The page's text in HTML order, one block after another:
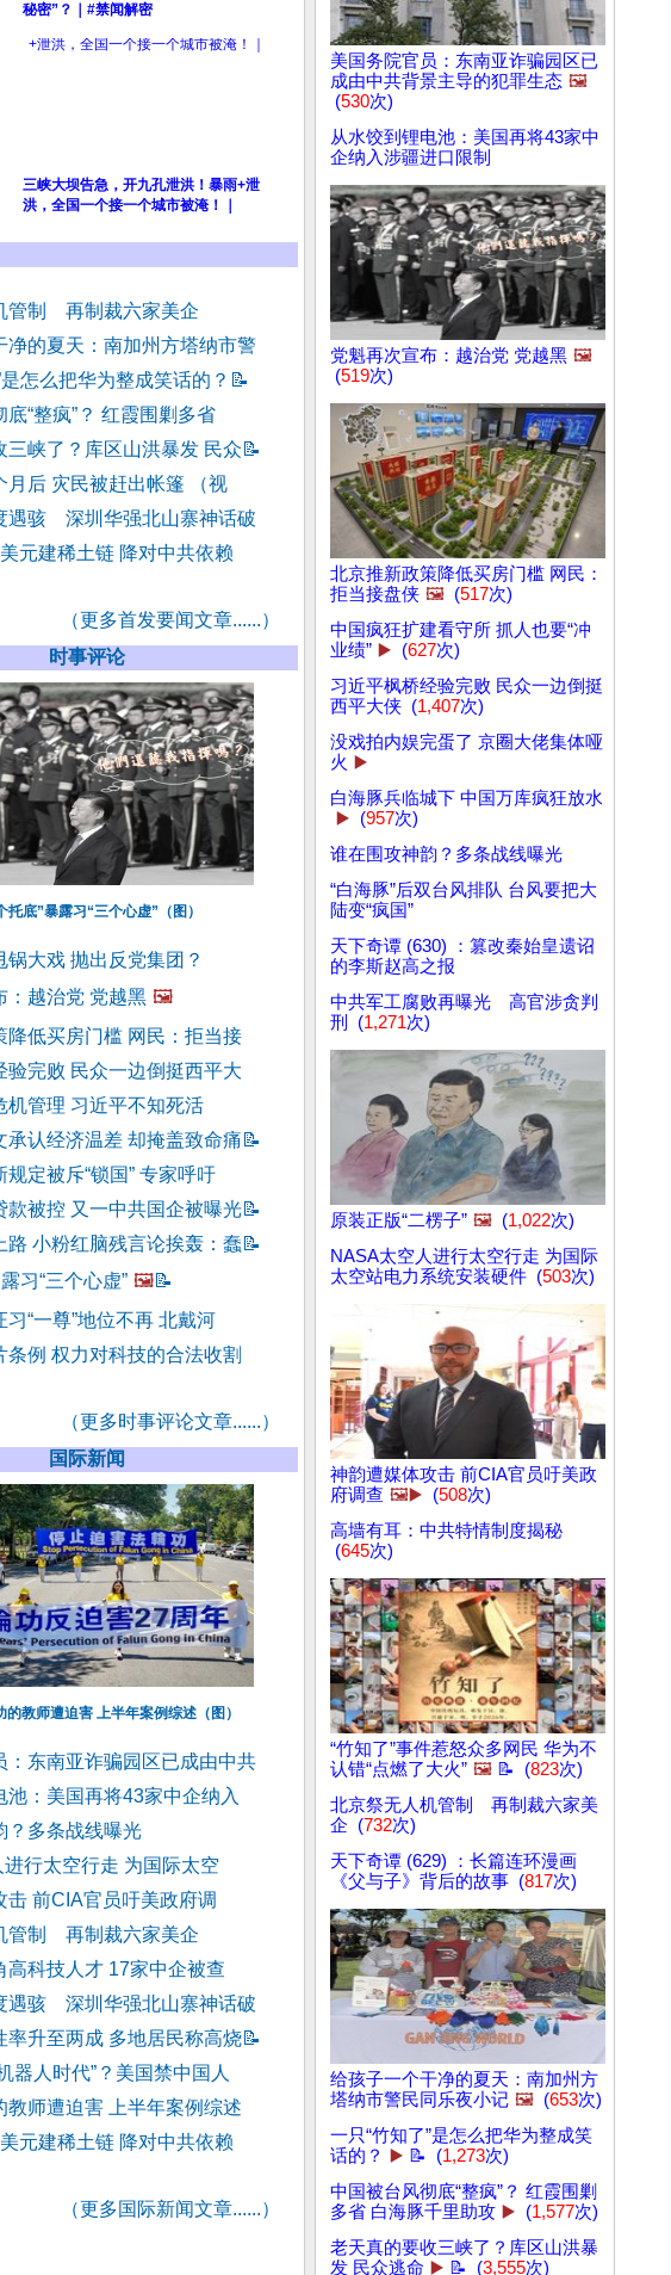
秘密”？｜#禁闻解密
三峡大坝告急，开九孔泄洪！暴雨+泄
洪，全国一个接一个城市被淹！｜
管制 再制裁六家美企
净的夏天：南加州方塔纳市警
是怎么把华为整成笑话的？ 📝
“整疯”？ 红霞围剿多省
三峡了？库区山洪暴发 民众 📝
月后 灾民被赶出帐篷 （视
遇骇 深圳华强北山寨神话破
元建稀土链 降对中共依赖
（更多首发要闻文章......）
时事评论
托底”暴露习“三个心虚”（图）
锅大戏 抛出反党集团？
：越治党 党越黑 🖼️
降低买房门槛 网民：拒当接
验完败 民众一边倒挺西平大
机管理 习近平不知死活
承认经济温差 却掩盖致命痛 📝
定被斥“锁国” 专家呼吁
款被控 又一中共国企被曝光📝
路 小粉红脑残言论挨轰：蠢 📝
习“三个心虚” 🖼️📝
“一尊”地位不再 北戴河
条例 权力对科技的合法收割
（更多时事评论文章......）
国际新闻
的教师遭迫害 上半年案例综述（图）
：东南亚诈骗园区已成由中共
池：美国再将43家中企纳入
？多条战线曝光
行太空行走 为国际太空
击 前CIA官员吁美政府调
管制 再制裁六家美企
高科技人才 17家中企被查
遇骇 深圳华强北山寨神话破
率升至两成 多地居民称高烧📝
器人时代”？美国禁中国人
教师遭迫害 上半年案例综述
元建稀土链 降对中共依赖
（更多国际新闻文章......）
美国务院官员：东南亚诈骗园区已
成由中共背景主导的犯罪生态 🖼️
(530次)
从水饺到锂电池：美国再将43家中
企纳入涉疆进口限制
党魁再次宣布：越治党 党越黑 🖼️
(519次)
北京推新政策降低买房门槛 网民：
拒当接盘侠 🖼️ (517次)
中国疯狂扩建看守所 抓人也要“冲
业绩” ▶️ (627次)
习近平枫桥经验完败 民众一边倒挺
西平大侠 (1,407次)
没戏拍内娱完蛋了 京圈大佬集体哑
火 ▶️
白海豚兵临城下 中国万库疯狂放水
▶️ (957次)
谁在围攻神韵？多条战线曝光
“白海豚”后双台风排队 台风要把大
陆变“疯国”
天下奇谭 (630) ：篡改秦始皇遗诏
的李斯赵高之报
中共军工腐败再曝光 高官涉贪判
刑 (1,271次)
原装正版“二楞子” 🖼️ (1,022次)
NASA太空人进行太空行走 为国际
太空站电力系统安装硬件 (503次)
神韵遭媒体攻击 前CIA官员吁美政
府调查 🖼️▶️ (508次)
高墙有耳：中共特情制度揭秘
(645次)
“竹知了”事件惹怒众多网民 华为不
认错“点燃了大火” 🖼️ 📝 (823次)
北京祭无人机管制 再制裁六家美
企 (732次)
天下奇谭 (629) ：长篇连环漫画
《父与子》背后的故事 (817次)
给孩子一个干净的夏天：南加州方
塔纳市警民同乐夜小记 🖼️ (653次)
一只“竹知了”是怎么把华为整成笑
话的？ ▶️ 📝 (1,273次)
中国被台风彻底“整疯”？ 红霞围剿
多省 白海豚千里助攻 ▶️ (1,577次)
老天真的要收三峡了？库区山洪暴
发 民众逃命 ▶️ 📝 (3,555次)